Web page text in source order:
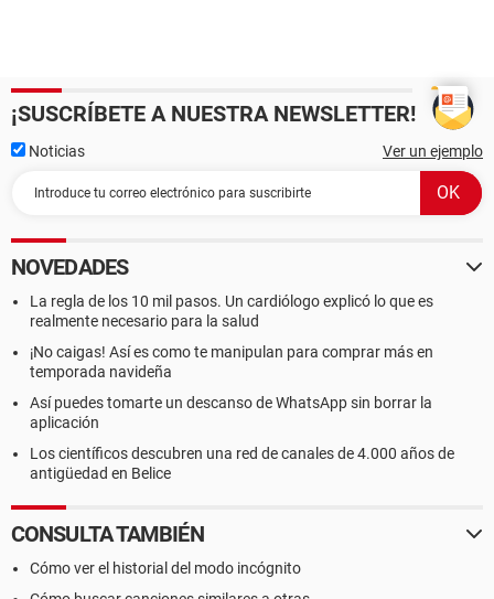
¡SUSCRÍBETE A NUESTRA NEWSLETTER!
Noticias Ver un ejemplo
NOVEDADES
La regla de los 10 mil pasos. Un cardiólogo explicó lo que es
realmente necesario para la salud
¡No caigas! Así es como te manipulan para comprar más en
temporada navideña
Así puedes tomarte un descanso de WhatsApp sin borrar la
aplicación
Los científicos descubren una red de canales de 4.000 años de
antigüedad en Belice
CONSULTA TAMBIÉN
Cómo ver el historial del modo incógnito